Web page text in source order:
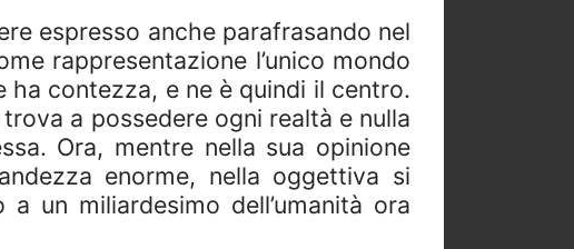
espresso anche parafrasando nel
rappresentazione l’unico mondo
ha contezza, e ne è quindi il centro.
a possedere ogni realtà e nulla
Ora, mentre nella sua opinione
enorme, nella oggettiva si
un miliardesimo dell’umanità ora